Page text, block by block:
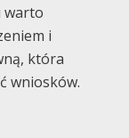
warto
i
która
wniosków.